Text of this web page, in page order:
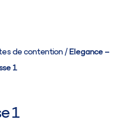
de contention/Elegance –
1
1